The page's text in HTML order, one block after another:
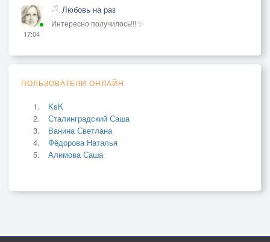
17:04
Любовь на раз
Интересно получилось!!! ✨
ПОЛЬЗОВАТЕЛИ ОНЛАЙН
KsK
Сталинградский Саша
Ванина Светлана
Фёдорова Наталья
Алимова Саша